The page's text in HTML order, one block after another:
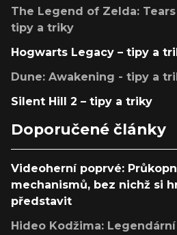
The Legend of Zelda:
tipy a triky
Hogwarts Legacy – tipy a
Dune: Awakening - tipy a
Silent Hill 2 – tipy a triky
Doporučené články
Videoherní poprvé:
mechanismů, bez nichž si
představit
Hideo Kodžima: